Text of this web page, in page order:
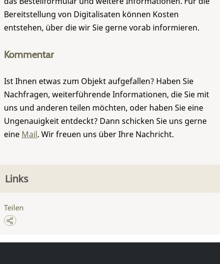
Bereitstellung von Digitalisaten können Kosten
entstehen, über die wir Sie gerne vorab informieren.
Kommentar
Ist Ihnen etwas zum Objekt aufgefallen? Haben Sie
Nachfragen, weiterführende Informationen, die Sie mit
uns und anderen teilen möchten, oder haben Sie eine
Ungenauigkeit entdeckt? Dann schicken Sie uns gerne
eine Mail. Wir freuen uns über Ihre Nachricht.
Links
Teilen